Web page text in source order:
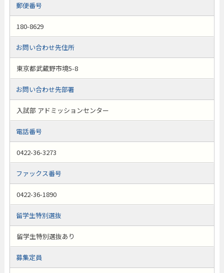
郵便番号
180-8629
お問い合わせ先住所
東京都武蔵野市境5-8
お問い合わせ先部署
入試部 アドミッションセンター
電話番号
0422-36-3273
ファックス番号
0422-36-1890
留学生特別選抜
留学生特別選抜あり
募集定員